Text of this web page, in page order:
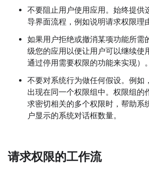
不要阻止用户使用应用。始终提供
导界面流程，例如说明请求权限理
如果用户拒绝或撤消某项功能所需
级您的应用以便让用户可以继续使
通过停用需要权限的功能来实现）。
不要对系统行为做任何假设。例如
出现在同一个权限组中。 权限组的
求密切相关的多个权限时，帮助系
户显示的系统对话框数量。
请求权限的工作流